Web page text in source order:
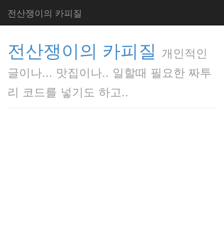
전산쟁이의 카피질
전산쟁이의 카피질 개인적인
글이나... 맛집이나.. 일할때 필요한 짜투
리 코드를 넣기도 하고..